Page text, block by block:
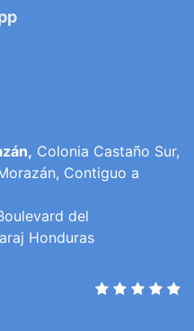
Colonia Castaño Sur,
Contiguo a
del
Honduras